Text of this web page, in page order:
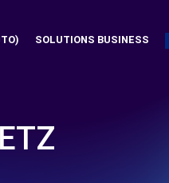
SOLUTIONS BUSINESS